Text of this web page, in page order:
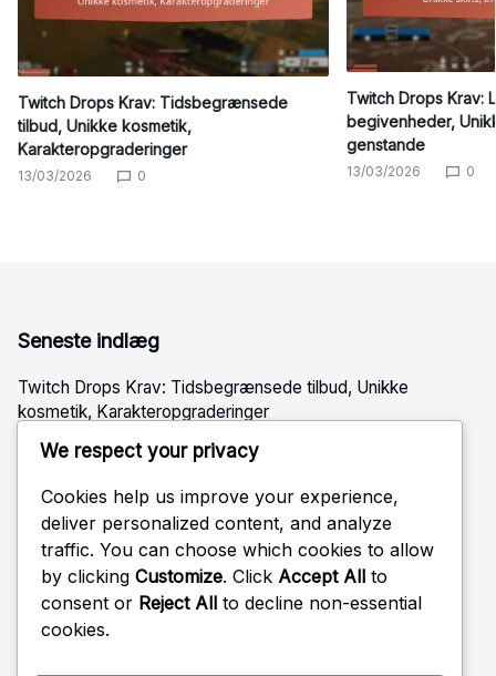
Twitch Drops Krav: Tidsbegrænsede
tilbud, Unikke kosmetik,
Karakteropgraderinger
13/03/2026 0
Twitch Drops Krav:
begivenheder,
genstande
13/03/2026 0
Seneste indlæg
Twitch Drops Krav: Tidsbegrænsede tilbud, Unikke
kosmetik, Karakteropgraderinger
Twitch Drops Krav: Live stream begivenheder, Unikke
skins, In-game genstande
Twitch Drops Krav: Speciale streams, Operatør skins,
Eksklusive genstande
Battle Pass Belønninger: Karaktertilpasning, Eksklusive
charms, Niveau belønninger
Ubisoft Connect Udfordringsbelønninger:
Operatørudfordringer, Våben skins, Sæsonmæssige
We respect your privacy
Cookies help us improve your experience,
deliver personalized content, and analyze
traffic. You can choose which cookies to allow
by clicking Customize. Click Accept All to
consent or Reject All to decline non-essential
cookies.